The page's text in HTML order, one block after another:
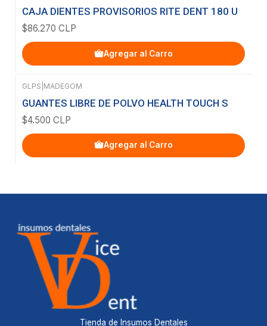
CAJA DIENTES PROVISORIOS RITE DENT 180 U
$86.270 CLP
Agregar al Carro
GLPS MADEGOM
GUANTES LIBRE DE POLVO HEALTH TOUCH S
$4.500 CLP
Agregar al Carro
Tienda de Insumos Dentales